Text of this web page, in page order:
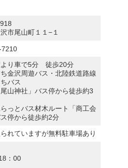
市尾山町１１−１
り車で5分 徒歩20分
金沢周遊バス・北陸鉄道路線
バス
尾山神社」バス停から徒歩約3
っとバス材木ルート「商工会
停から徒歩約2分
れていますが無料駐車場あり
：00